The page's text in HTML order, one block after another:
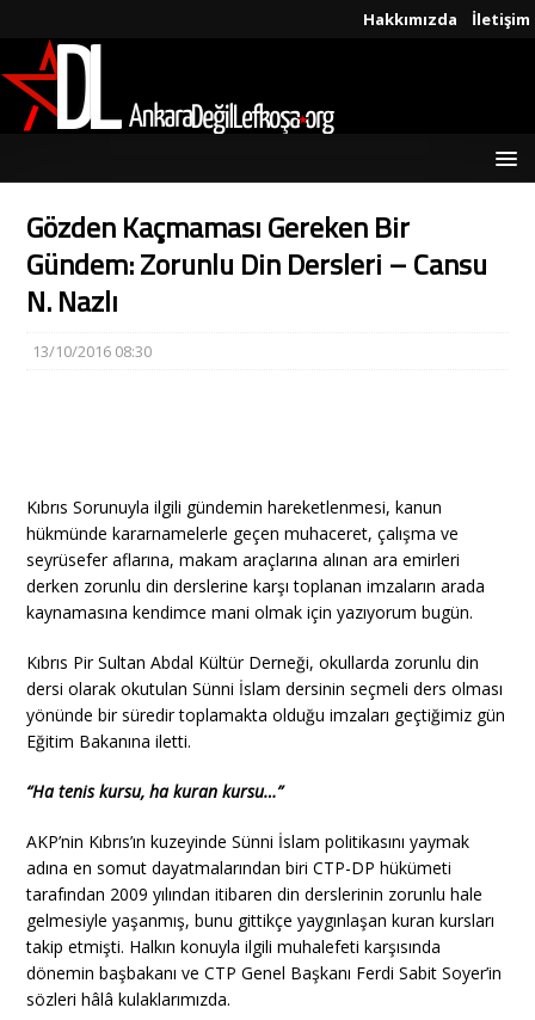
Hakkımızda İletişim
Gözden Kaçmaması Gereken Bir
Gündem: Zorunlu Din Dersleri – Cansu
N. Nazlı
13/10/2016 08:30
Kıbrıs Sorunuyla ilgili gündemin hareketlenmesi, kanun
hükmünde kararnamelerle geçen muhaceret, çalışma ve
seyrüsefer aflarına, makam araçlarına alınan ara emirleri
derken zorunlu din derslerine karşı toplanan imzaların arada
kaynamasına kendimce mani olmak için yazıyorum bugün.
Kıbrıs Pir Sultan Abdal Kültür Derneği, okullarda zorunlu din
dersi olarak okutulan Sünni İslam dersinin seçmeli ders olması
yönünde bir süredir toplamakta olduğu imzaları geçtiğimiz gün
Eğitim Bakanına iletti.
“Ha tenis kursu, ha kuran kursu…”
AKP’nin Kıbrıs’ın kuzeyinde Sünni İslam politikasını yaymak
adına en somut dayatmalarından biri CTP-DP hükümeti
tarafından 2009 yılından itibaren din derslerinin zorunlu hale
gelmesiyle yaşanmış, bunu gittikçe yaygınlaşan kuran kursları
takip etmişti. Halkın konuyla ilgili muhalefeti karşısında
dönemin başbakanı ve CTP Genel Başkanı Ferdi Sabit Soyer’in
sözleri hâlâ kulaklarımızda.